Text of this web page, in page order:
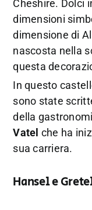
Cheshire. Dolci
dimensioni
dimensione di
nascosta nella
questa
In questo
sono state
della
Vatel che ha
sua carriera.
Hansel e